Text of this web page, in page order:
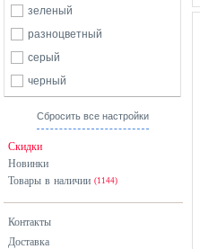
зеленый
разноцветный
серый
черный
Сбросить все настройки
Скидки
Новинки
Товары в наличии (1144)
Контакты
Доставка